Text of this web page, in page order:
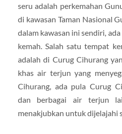
seru adalah perkemahan
di kawasan Taman Nasional
dalam kawasan ini sendiri,
kemah. Salah satu tempat
adalah di Curug Cihurang
khas air terjun yang
Cihurang, ada pula Curug
dan berbagai air terjun
menakjubkan untuk dijelajahi